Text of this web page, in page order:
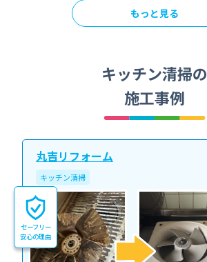
もっと見る
キッチン清掃の
施工事例
丸吉リフォーム
キッチン清掃
セーフリー
安心の理由